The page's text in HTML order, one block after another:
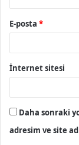
E-posta *
İnternet sitesi
Daha sonraki
adresim ve site